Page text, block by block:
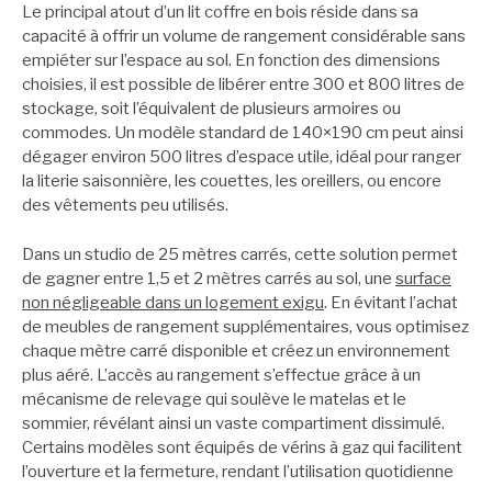
Le principal atout d’un lit coffre en bois réside dans sa
capacité à offrir un volume de rangement considérable sans
empiéter sur l’espace au sol. En fonction des dimensions
choisies, il est possible de libérer entre 300 et 800 litres de
stockage, soit l’équivalent de plusieurs armoires ou
commodes. Un modèle standard de 140×190 cm peut ainsi
dégager environ 500 litres d’espace utile, idéal pour ranger
la literie saisonnière, les couettes, les oreillers, ou encore
des vêtements peu utilisés.
Dans un studio de 25 mètres carrés, cette solution permet
de gagner entre 1,5 et 2 mètres carrés au sol, une surface
non négligeable dans un logement exigu. En évitant l’achat
de meubles de rangement supplémentaires, vous optimisez
chaque mètre carré disponible et créez un environnement
plus aéré. L’accès au rangement s’effectue grâce à un
mécanisme de relevage qui soulève le matelas et le
sommier, révélant ainsi un vaste compartiment dissimulé.
Certains modèles sont équipés de vérins à gaz qui facilitent
l’ouverture et la fermeture, rendant l’utilisation quotidienne